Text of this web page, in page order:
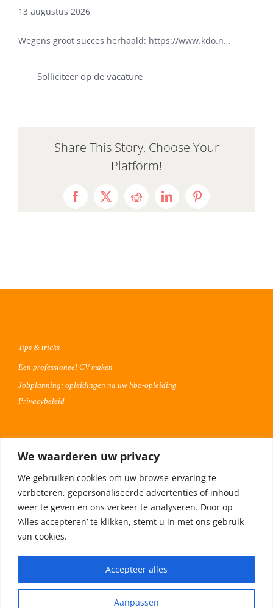
We waarderen uw privacy
We gebruiken cookies om uw browse-ervaring te
verbeteren, gepersonaliseerde advertenties of inhoud
weer te geven en ons verkeer te analyseren. Door op
‘Alles accepteren’ te klikken, stemt u in met ons gebruik
van cookies.
Aanpassen
Accepteer alles
13 augustus 2026
Wegens groot succes herhaald: https://www.kdo.n…
Solliciteer op de vacature
Share This Story, Choose Your
Platform!
Facebook
X RedditLinkedInPinterest
Tips & tricks
Een professioneel CV maken
Jobplanning: opleidingen na uw hbo-opleiding
Privacybeleid
Plaats uw vacature 30 dagen gratis
Adverteren op Meta